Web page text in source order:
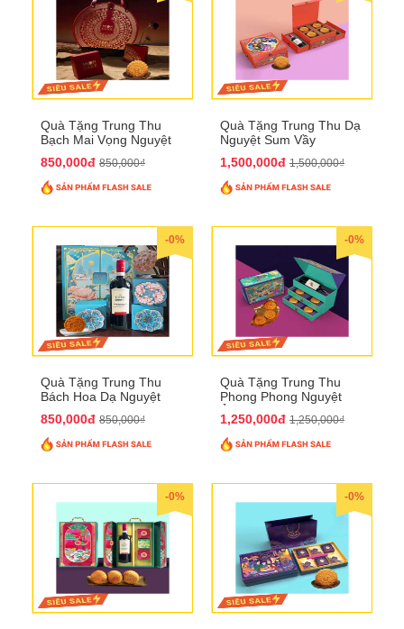
Quà Tặng Trung Thu
Bạch Mai Vọng Nguyệt
850,000đ 850,000₫
Quà Tặng Trung Thu Dạ
Nguyệt Sum Vầy
1,500,000đ 1,500,000₫
-0%
Quà Tặng Trung Thu
Bách Hoa Dạ Nguyệt
850,000đ 850,000₫
-0%
Quà Tặng Trung Thu
Phong Phong Nguyệt
1,250,000đ 1,250,000₫
-0% -0%